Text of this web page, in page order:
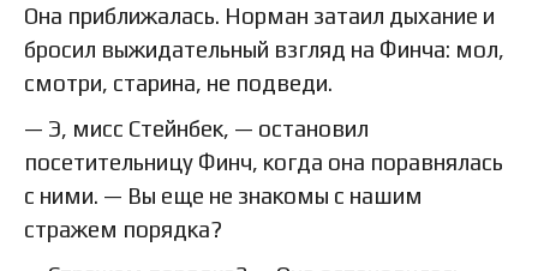
Она приближалась. Норман затаил дыхание и
бросил выжидательный взгляд на Финча: мол,
смотри, старина, не подведи.
— Э, мисс Стейнбек, — остановил
посетительницу Финч, когда она поравнялась
с ними. — Вы еще не знакомы с нашим
стражем порядка?